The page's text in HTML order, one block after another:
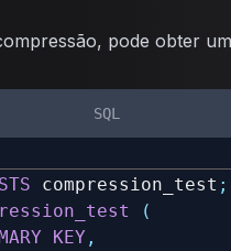
pode obter
SQL
compression_test ;
(
KEY ,